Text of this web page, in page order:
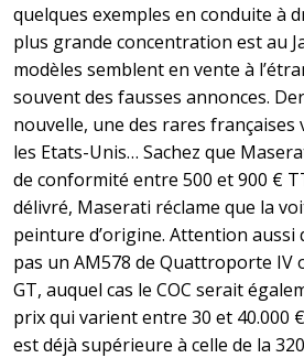
quelques exemples en conduite à
plus grande concentration est au
modèles semblent en vente à
souvent des fausses annonces.
nouvelle, une des rares
les Etats-Unis… Sachez que
de conformité entre 500 et 900 €
délivré, Maserati réclame que la
peinture d’origine. Attention
pas un AM578 de Quattroporte IV
GT, auquel cas le COC serait
prix qui varient entre 30 et 40.000
est déjà supérieure à celle de la